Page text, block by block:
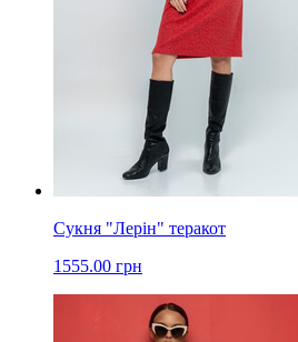
Сукня "Лерін" теракот
1555.00 грн